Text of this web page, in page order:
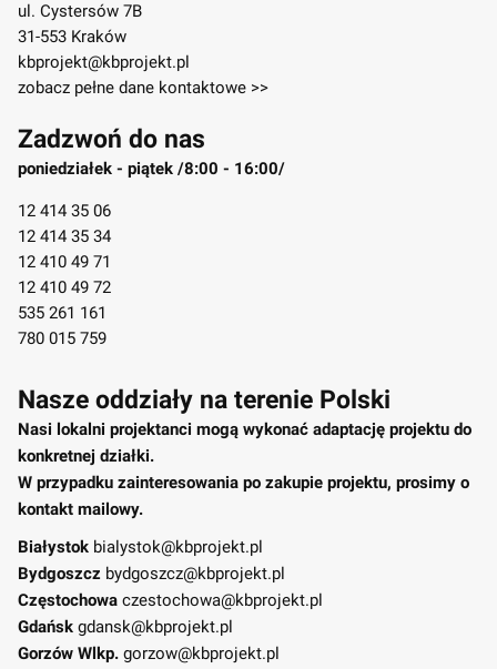
ul. Cystersów 7B
31-553 Kraków
kbprojekt@kbprojekt.pl
zobacz pełne dane kontaktowe >>
Zadzwoń do nas
poniedziałek - piątek /8:00 - 16:00/
12 414 35 06
12 414 35 34
12 410 49 71
12 410 49 72
535 261 161
780 015 759
Nasze oddziały na terenie Polski
Nasi lokalni projektanci mogą wykonać adaptację projektu do
konkretnej działki.
W przypadku zainteresowania po zakupie projektu, prosimy o
kontakt mailowy.
Białystok bialystok@kbprojekt.pl
Bydgoszcz bydgoszcz@kbprojekt.pl
Częstochowa czestochowa@kbprojekt.pl
Gdańsk gdansk@kbprojekt.pl
Gorzów Wlkp. gorzow@kbprojekt.pl